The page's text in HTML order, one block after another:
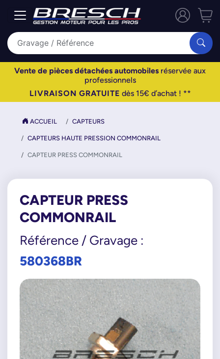
Vente de pièces détachées automobiles réservée aux
professionnels
LIVRAISON GRATUITE dès 15€ d’achat ! **
ACCUEIL CAPTEURS
CAPTEURS HAUTE PRESSION COMMONRAIL
CAPTEUR PRESS COMMONRAIL
CAPTEUR PRESS
COMMONRAIL
Référence / Gravage :
580368BR